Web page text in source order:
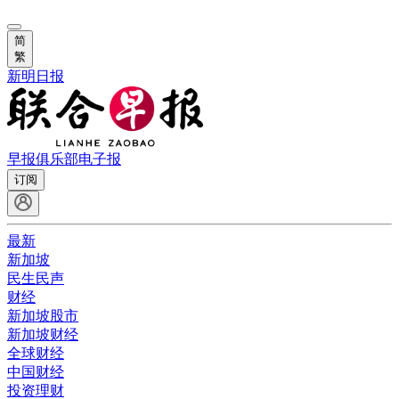
简
繁
新明日报
早报俱乐部电子报
订阅
最新
新加坡
民生民声
财经
新加坡股市
新加坡财经
全球财经
中国财经
投资理财